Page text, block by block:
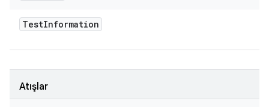
TestInformation
Atışlar